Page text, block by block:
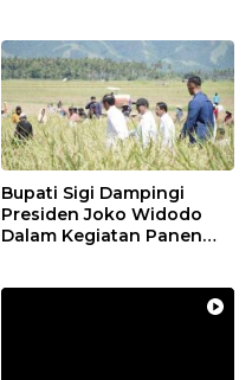
Bupati Sigi Dampingi
Presiden Joko Widodo
Dalam Kegiatan Panen